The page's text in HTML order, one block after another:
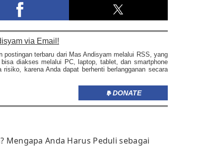
via Email!
postingan terbaru dari Mas Andisyam melalui RSS, yang
diakses melalui PC, laptop, tablet, dan smartphone
karena Anda dapat berhenti berlangganan secara
DONATE